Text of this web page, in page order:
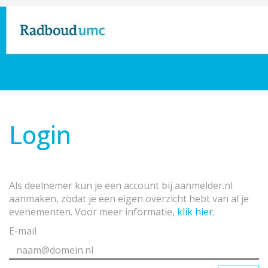
Login
Als deelnemer kun je een account bij aanmelder.nl
aanmaken, zodat je een eigen overzicht hebt van al je
evenementen. Voor meer informatie, klik hier.
E-mail